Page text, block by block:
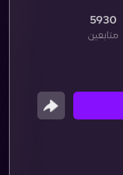
5930
متابعين